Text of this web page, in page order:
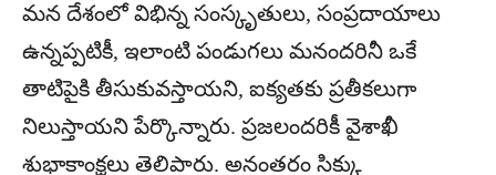
మన దేశంలో విభిన్న సంస్కృతులు, సంప్రదాయాలు
ఉన్నప్పటికీ, ఇలాంటి పండుగలు మనందరినీ ఒకే
తాటిపైకి తీసుకువస్తాయని, ఐక్యతకు ప్రతీకలుగా
నిలుస్తాయని పేర్కొన్నారు. ప్రజలందరికీ వైశాఖీ
శుభాకాంక్షలు తెలిపారు. అనంతరం సిక్కు